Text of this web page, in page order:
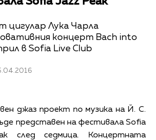
цигулар Лука Чарла
концерт Bach into
в Sofia Live Club
джаз проект по музика на Й. С.
представен на фестивала Sofia
след седмица. Концертната